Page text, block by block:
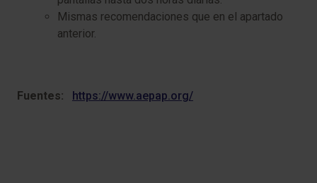
Mismas recomendaciones que en el apartado
anterior.
Fuentes: https://www.aepap.org/